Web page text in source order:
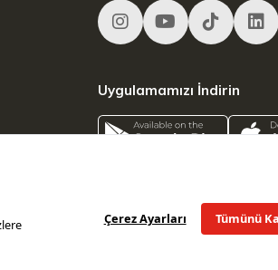
Uygulamamızı İndirin